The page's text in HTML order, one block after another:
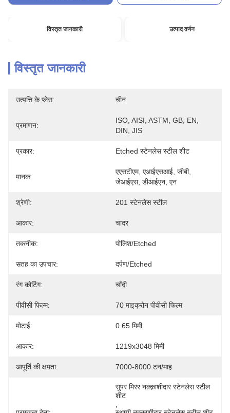
विस्तृत जानकारी उत्पाद वर्णन
विस्तृत जानकारी
उत्पत्ति के प्लेस: चीन
प्रमाणन:
ISO, AISI, ASTM, GB, EN,
DIN, JIS
प्रकार: Etched स्टेनलेस स्टील शीट
मानक:
एएसटीएम, एआईएसआई, जीबी,
जेआईएस, डीआईएन, एन
श्रेणी: 201 स्टेनलेस स्टील
आकार: चादर
तकनीक: पोलिश/etched
सतह का उपचार: दर्पण/etched
रंग कोटिंग: चाँदी
पीवीसी फिल्म: 70 माइक्रोन पीवीसी फिल्म
मोटाई: 0.65 मिमी
आकार: 1219x3048 मिमी
आपूर्ति की क्षमता: 7000-8000 टन/माह
सुपर मिरर नक़्क़ाशीदार स्टेनलेस स्टील
शीट